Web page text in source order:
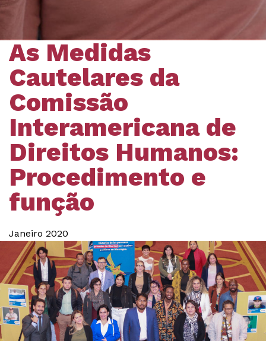
As Medidas
Cautelares da
Comissão
Interamericana de
Direitos Humanos:
Procedimento e
função
Janeiro 2020